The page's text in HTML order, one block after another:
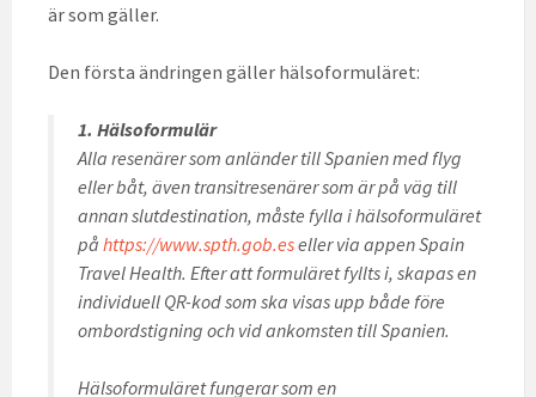
är som gäller.
Den första ändringen gäller hälsoformuläret:
1. Hälsoformulär
Alla resenärer som anländer till Spanien med flyg
eller båt, även transitresenärer som är på väg till
annan slutdestination, måste fylla i hälsoformuläret
på https://www.spth.gob.eseller via appen Spain
Travel Health. Efter att formuläret fyllts i, skapas en
individuell QR-kod som ska visas upp både före
ombordstigning och vid ankomsten till Spanien.
Hälsoformuläret fungerar som en